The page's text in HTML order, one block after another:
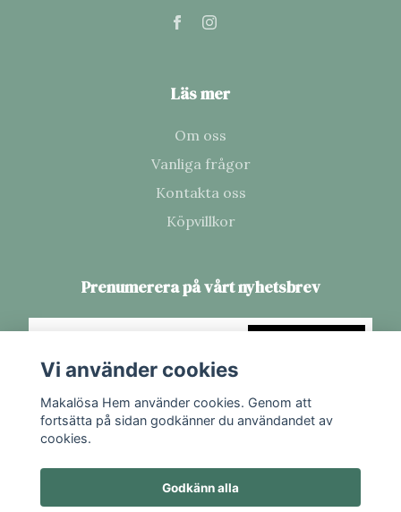
Läs mer
Om oss
Vanliga frågor
Kontakta oss
Köpvillkor
Prenumerera på vårt nyhetsbrev
Vi använder cookies
Makalösa Hem använder cookies. Genom att
fortsätta på sidan godkänner du användandet av
cookies.
Godkänn alla